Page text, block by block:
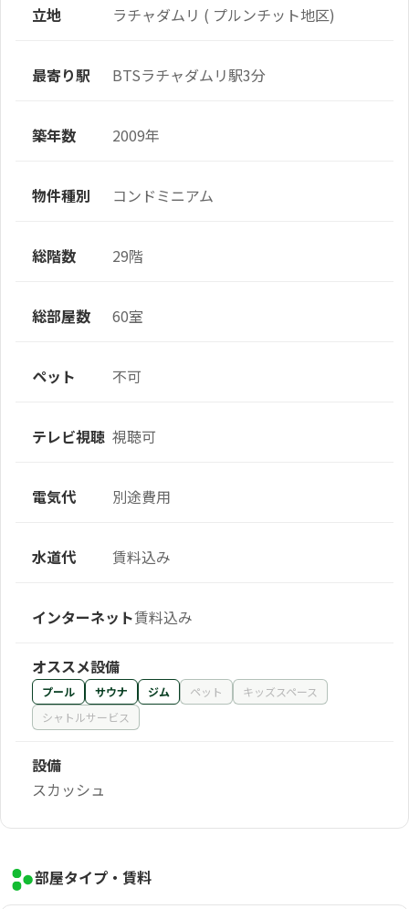
立地 ラチャダムリ ( プルンチット地区)
最寄り駅 BTSラチャダムリ駅3分
築年数 2009年
物件種別 コンドミニアム
総階数 29階
総部屋数 60室
ペット 不可
テレビ視聴 視聴可
電気代 別途費用
水道代 賃料込み
インターネット賃料込み
オススメ設備
プール サウナ ジム ペット
キッズスペース
シャトルサービス
設備
スカッシュ
部屋タイプ・賃料